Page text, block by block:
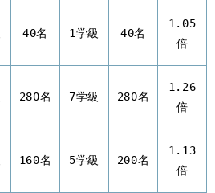
40名 1学級 40名
1.05
倍
280名 7学級 280名
1.26
倍
160名 5学級 200名
1.13
倍